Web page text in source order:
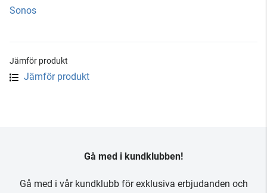
Sonos
Jämför produkt
Jämför produkt
Gå med i kundklubben!
Gå med i vår kundklubb för exklusiva erbjudanden och